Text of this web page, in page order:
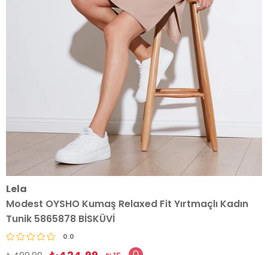
Lela
Modest OYSHO Kumaş Relaxed Fit Yırtmaçlı Kadın
Tunik 5865878 BİSKÜVİ
0.0